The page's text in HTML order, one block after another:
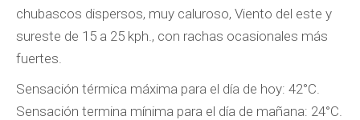
chubascos dispersos, muy caluroso, Viento del este y
sureste de 15 a 25 kph., con rachas ocasionales más
fuertes.
Sensación térmica máxima para el día de hoy: 42°C.
Sensación termina mínima para el día de mañana: 24°C.